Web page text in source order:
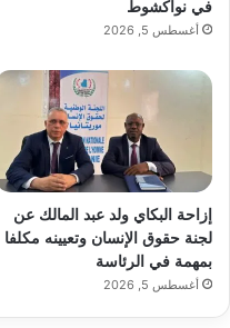
في نواكشوط
أغسطس 5, 2026
إزاحة البكاي ولد عبد المالك عن
لجنة حقوق الإنسان وتعيينه مكلفا
بمهمة في الرئاسة
أغسطس 5, 2026